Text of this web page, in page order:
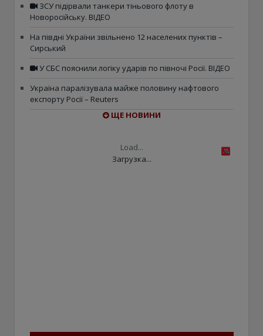
ЗСУ підірвали танкери тіньового флоту в
Новоросійську. ВІДЕО
На півдні України звільнено 12 населених пунктів –
Сирський
У СБС пояснили логіку ударів по півночі Росії. ВІДЕО
Україна паралізувала майже половину нафтового
експорту Росії – Reuters
ЩЕ НОВИНИ
Load...
Загрузка...